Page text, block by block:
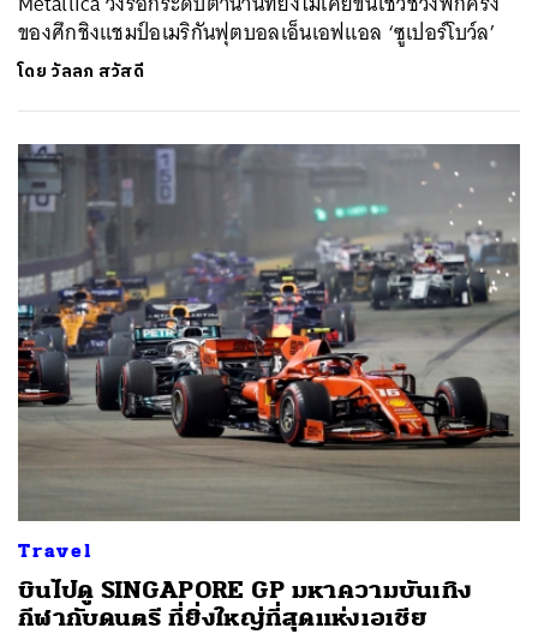
ของศึกชิงแชมป์อเมริกันฟุตบอลเอ็นเอฟแอล ‘ซูเปอร์โบว์ล’
โดยวัลลภ สวัสดี
Travel
บินไปดู SINGAPORE GP มหาความบันเทิง
กีฬากับดนตรี ที่ยิ่งใหญ่ที่สุดแห่งเอเชีย
ค้นหา
SHARE TWEET LINE EMAIL